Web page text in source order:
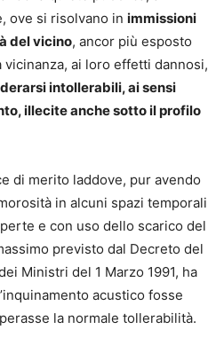
ove si risolvano in immissioni
del vicino, ancor più esposto
ai loro effetti dannosi,
intollerabili, ai sensi
illecite anche sotto il profilo
di merito laddove, pur avendo
in alcuni spazi temporali
e con uso dello scarico del
previsto dal Decreto del
Ministri del 1 Marzo 1991, ha
acustico fosse
la normale tollerabilità.